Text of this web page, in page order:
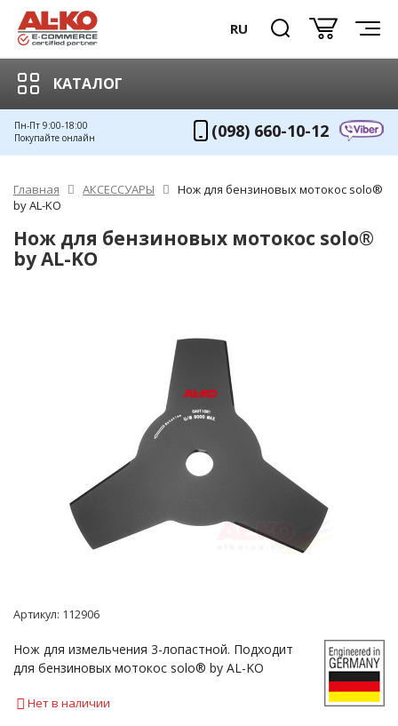
RU
КАТАЛОГ
Пн-Пт 9:00-18:00
Покупайте онлайн
(098) 660-10-12
Главная АКСЕССУАРЫ
Нож для бензиновых мотокос solo®
by AL-KO
Нож для бензиновых мотокос solo®
by AL-KO
Артикул: 112906
Нож для измельчения 3-лопастной. Подходит
для бензиновых мотокос solo® by AL-KO
Нет в наличии